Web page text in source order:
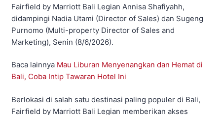
Fairfield by Marriott Bali Legian Annisa Shafiyahh,
didampingi Nadia Utami (Director of Sales) dan Sugeng
Purnomo (Multi-property Director of Sales and
Marketing), Senin (8/6/2026).
Baca lainnya Mau Liburan Menyenangkan dan Hemat di
Bali, Coba Intip Tawaran Hotel Ini
Berlokasi di salah satu destinasi paling populer di Bali,
Fairfield by Marriott Bali Legian memberikan akses